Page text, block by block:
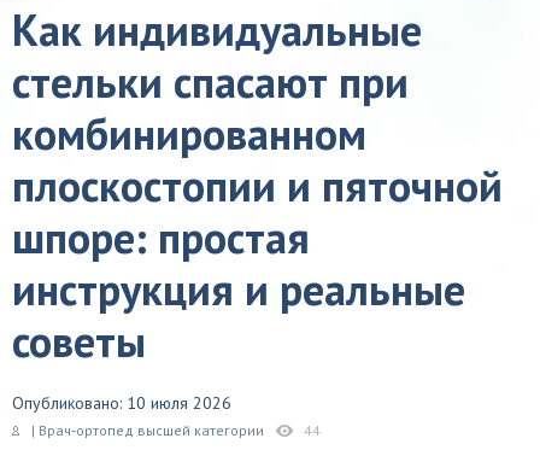
Как индивидуальные
стельки спасают при
комбинированном
плоскостопии и пяточной
шпоре: простая
инструкция и реальные
советы
Опубликовано: 10 июля 2026
| Врач-ортопед высшей категории 44